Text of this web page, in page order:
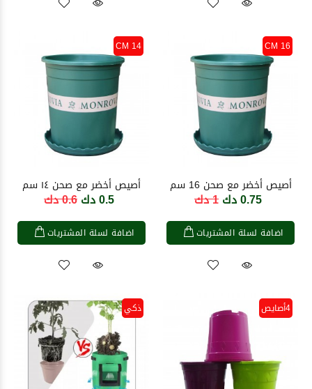
16 CM
أصيص أخضر مع صحن 16 سم
0.75 دك 1 دك
اضافة لسلة المشتريات
14 CM
أصيص أخضر مع صحن ١٤ سم
0.5 دك 0.6 دك
اضافة لسلة المشتريات
4أصايص ذكي